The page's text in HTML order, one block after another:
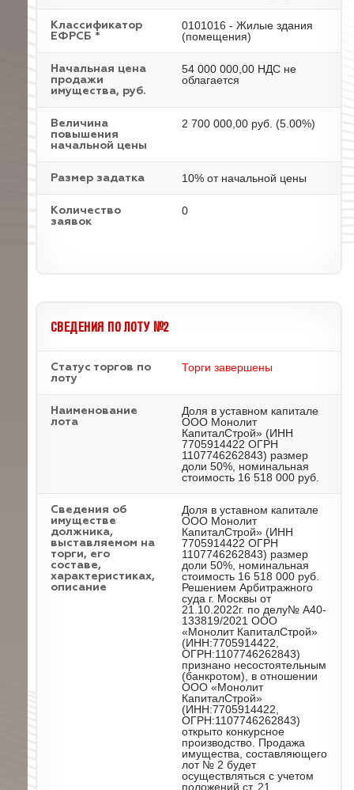
Классификатор
ЕФРСБ *
0101016 - Жилые здания
(помещения)
Начальная цена
продажи
имущества, руб.
54 000 000,00 НДС не
облагается
Величина
повышения
начальной цены
2 700 000,00 руб. (5.00%)
Размер задатка 10% от начальной цены
Количество
заявок
0
СВЕДЕНИЯ ПО ЛОТУ №2
Статус торгов по
лоту
Торги завершены
Наименование
лота
Доля в уставном капитале
ООО Монолит
КапиталСтрой» (ИНН
7705914422 ОГРН
1107746262843) размер
доли 50%, номинальная
стоимость 16 518 000 руб.
Cведения об
имуществе
должника,
выставляемом на
торги, его
составе,
характеристиках,
описание
Доля в уставном капитале
ООО Монолит
КапиталСтрой» (ИНН
7705914422 ОГРН
1107746262843) размер
доли 50%, номинальная
стоимость 16 518 000 руб.
Решением Арбитражного
суда г. Москвы от
21.10.2022г. по делу№ А40-
133819/2021 ООО
«Монолит КапиталСтрой»
(ИНН:7705914422,
ОГРН:1107746262843)
признано несостоятельным
(банкротом), в отношении
ООО «Монолит
КапиталСтрой»
(ИНН:7705914422,
ОГРН:1107746262843)
открыто конкурсное
производство. Продажа
имущества, составляющего
лот № 2 будет
осуществляться с учетом
положений ст. 21